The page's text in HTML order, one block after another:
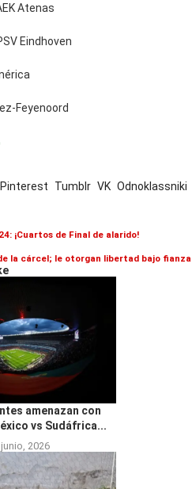
Atenas
Eindhoven
Feyenoord
Pinterest Tumblr VK Odnoklassniki
¡Cuartos de Final de alarido!
la cárcel; le otorgan libertad bajo fianza
amenazan con
vs Sudáfrica...
junio, 2026